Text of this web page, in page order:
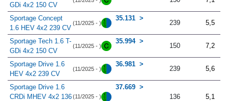
GDi 4x2 150 CV
Sportage Concept
1.6 HEV 4x2 239 CV
(11/2025 - )
35.131
239 5,5
Sportage Tech 1.6 T-
GDi 4x2 150 CV
(11/2025 - )
35.994
150 7,2
Sportage Drive 1.6
HEV 4x2 239 CV
(11/2025 - )
36.981
239 5,6
Sportage Drive 1.6
CRDi MHEV 4x2 136(11/2025 - )
37.669
136
5,1